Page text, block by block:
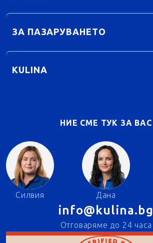
ЗА ПАЗАРУВАНЕТО
KULINA
НИЕ СМЕ ТУК ЗА ВАС
Силвия Дана
info@kulina.bg
Отговаряме до 24 часа